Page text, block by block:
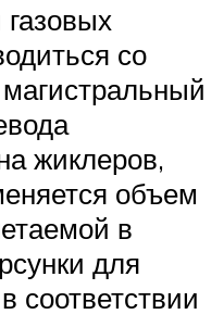
со
жиклеров,
объем
в
для
соответствии